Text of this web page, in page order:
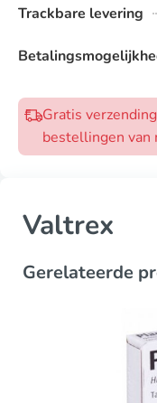
Trackbare levering
Gratis
bestellingen van
Valtrex
Gerelateerde